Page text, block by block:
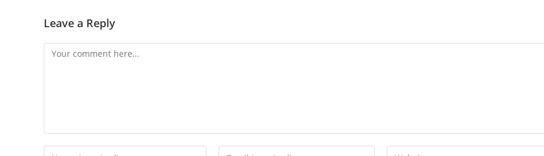
Leave a Reply
Comment
Enter Enter Enter